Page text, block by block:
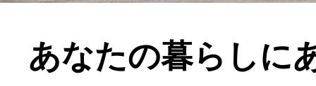
あなたの暮らしに